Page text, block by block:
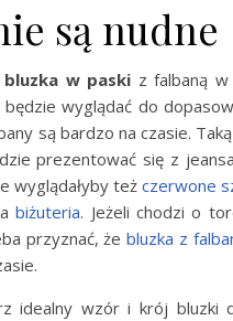
są nudne
bluzka w paski z falbaną
wyglądać do
są bardzo na czasie.
prezentować się z
wyglądałyby teżczerwone
biżuteria. Jeżeli chodzi o
przyznać, żebluzka z
idealny wzór i krój bluzki